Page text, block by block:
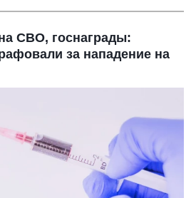
СВО, госнаграды:
за нападение на